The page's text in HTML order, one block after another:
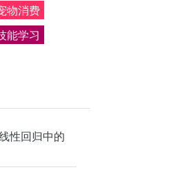
物消费
能学习
性回归中的